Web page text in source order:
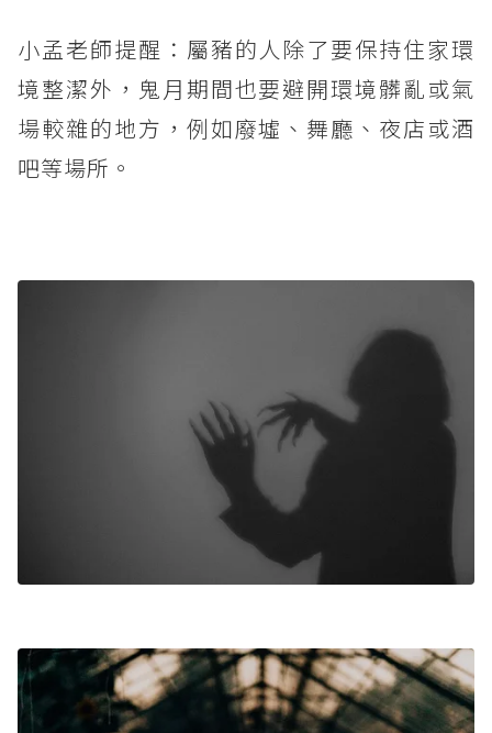
小孟老師提醒：屬豬的人除了要保持住家環
境整潔外，鬼月期間也要避開環境髒亂或氣
場較雜的地方，例如廢墟、舞廳、夜店或酒
吧等場所。